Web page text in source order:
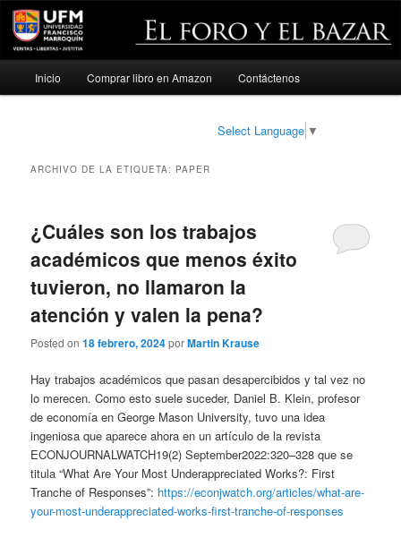
Ir
Ir
Inicio Comprar libro en Amazon Contáctenos
Select Language ▼
ARCHIVO DE LA ETIQUETA: PAPER
¿Cuáles son los trabajos
académicos que menos éxito
tuvieron, no llamaron la
atención y valen la pena?
Posted on18 febrero, 2024porMartin Krause
Hay trabajos académicos que pasan desapercibidos y tal vez no
lo merecen. Como esto suele suceder, Daniel B. Klein, profesor
de economía en George Mason University, tuvo una idea
ingeniosa que aparece ahora en un artículo de la revista
ECONJOURNALWATCH19(2) September2022:320–328 que se
titula “What Are Your Most Underappreciated Works?: First
Tranche of Responses”: https://econjwatch.org/articles/what-are-
your-most-underappreciated-works-first-tranche-of-responses